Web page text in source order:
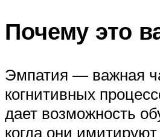
Почему это
Эмпатия — важная
когнитивных
дает возможность
когда они